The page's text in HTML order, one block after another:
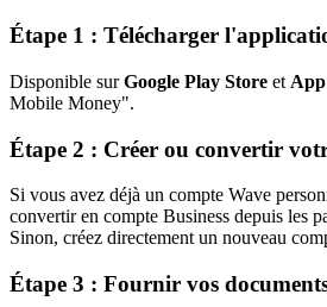
Étape 1 : Télécharger
Disponible surGoogle Play Store et
Mobile Money".
Étape 2 : Créer ou convertir
Si vous avez déjà un compte Wave
convertir en compte Business depuis les
Sinon, créez directement un nouveau
Étape 3 : Fournir vos